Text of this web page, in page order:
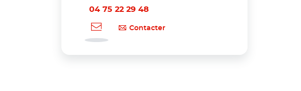
04 75 22 29 48
Contacter